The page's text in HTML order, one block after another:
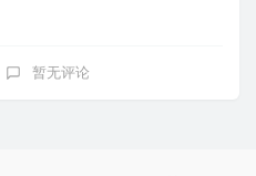
暂无评论